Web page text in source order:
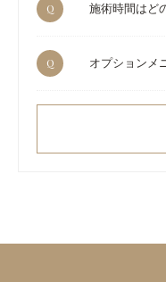
Q 施術時間はど
Q オプションメ